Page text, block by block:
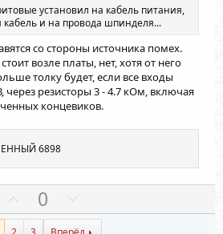
л
о
с
л
о
с
установил на кабель питания,
и на провода шпинделя...
со стороны источника помех.
возле платы, нет, хотя от него
толку будет, если все входы
через резисторы 3 - 4.7 кОм, включая
концевиков.
6898
о
0
е